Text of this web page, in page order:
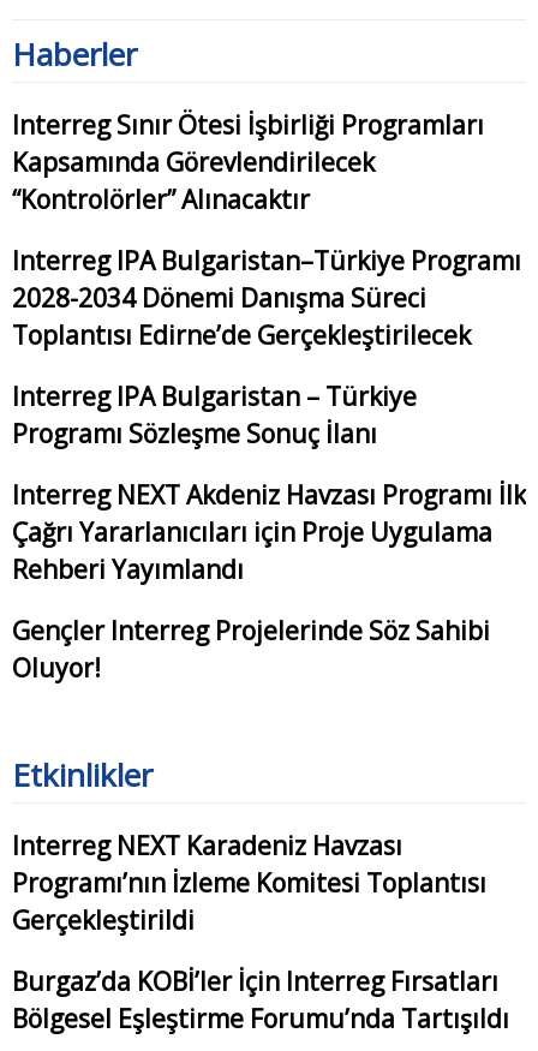
Haberler
Interreg Sınır Ötesi İşbirliği Programları
Kapsamında Görevlendirilecek
“Kontrolörler” Alınacaktır
Interreg IPA Bulgaristan–Türkiye Programı
2028-2034 Dönemi Danışma Süreci
Toplantısı Edirne’de Gerçekleştirilecek
Interreg IPA Bulgaristan – Türkiye
Programı Sözleşme Sonuç İlanı
Interreg NEXT Akdeniz Havzası Programı İlk
Çağrı Yararlanıcıları için Proje Uygulama
Rehberi Yayımlandı
Gençler Interreg Projelerinde Söz Sahibi
Oluyor!
Etkinlikler
Interreg NEXT Karadeniz Havzası
Programı’nın İzleme Komitesi Toplantısı
Gerçekleştirildi
Burgaz’da KOBİ’ler İçin Interreg Fırsatları
Bölgesel Eşleştirme Forumu’nda Tartışıldı